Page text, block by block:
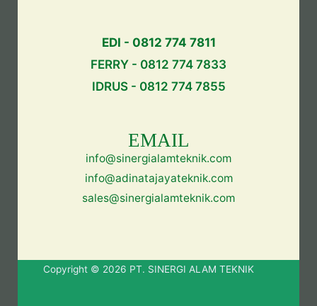
EDI - 0812 774 7811
FERRY - 0812 774 7833
IDRUS - 0812 774 7855
EMAIL
info@sinergialamteknik.com
info@adinatajayateknik.com
sales@sinergialamteknik.com
Copyright © 2026 PT. SINERGI ALAM TEKNIK